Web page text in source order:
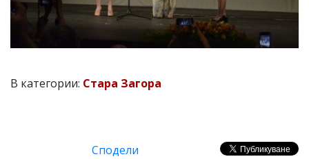
В категории: Стара Загора
Сподели